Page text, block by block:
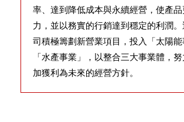
率、達到降低成本與永續經營，使產
力，並以務實的行銷達到穩定的利潤
司積極籌劃新營業項目，投入「太陽能
「水產事業」，以整合三大事業體，
加獲利為未來的經營方針。